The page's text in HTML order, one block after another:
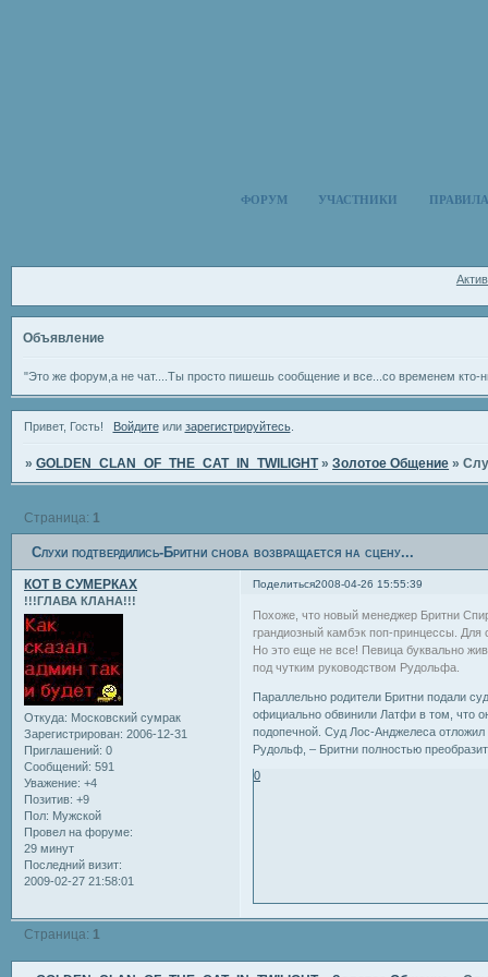
ФОРУМ УЧАСТНИКИ ПРАВИЛА
Объявление
"Это же форум,а не чат....Ты просто пишешь сообщение и все...со временем
Привет, Гость! Войдитеили зарегистрируйтесь.
»GOLDEN_CLAN_OF_THE_CAT_IN_TWILIGHT »Золотое Общение »
Слухи подтвердились-Бритни снова возвращается на сцену...
Страница: 1
Поделиться2008-04-26 15:55:39
КОТ В СУМЕРКАХ
!!!ГЛАВА КЛАНА!!!
Откуда: Московский сумрак
Зарегистрирован: 2006-12-31
Приглашений: 0
Сообщений: 591
Уважение: +4
Позитив: +9
Пол: Мужской
Провел на форуме:
29 минут
Последний визит:
2009-02-27 21:58:01
Похоже, что новый менеджер Бритни
грандиозный камбэк поп-принцессы.
Но это еще не все! Певица буквально
под чутким руководством Рудольфа.
Параллельно родители Бритни подали
официально обвинили Латфи в том, что
подопечной. Суд Лос-Анджелеса
Рудольф, – Бритни полностью
0
Страница: 1